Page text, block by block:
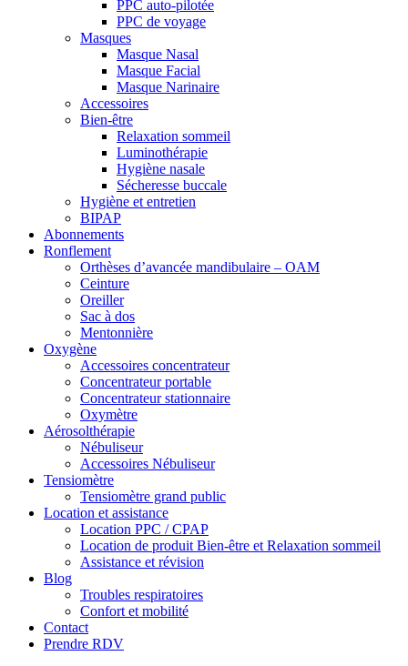
PPC auto-pilotée
PPC de voyage
Masques
Masque Nasal
Masque Facial
Masque Narinaire
Accessoires
Bien-être
Relaxation sommeil
Luminothérapie
Hygiène nasale
Sécheresse buccale
Hygiène et entretien
BIPAP
Abonnements
Ronflement
Orthèses d’avancée mandibulaire – OAM
Ceinture
Oreiller
Sac à dos
Mentonnière
Oxygène
Accessoires concentrateur
Concentrateur portable
Concentrateur stationnaire
Oxymètre
Aérosolthérapie
Nébuliseur
Accessoires Nébuliseur
Tensiomètre
Tensiomètre grand public
Location et assistance
Location PPC / CPAP
Location de produit Bien-être et Relaxation sommeil
Assistance et révision
Blog
Troubles respiratoires
Confort et mobilité
Contact
Prendre RDV